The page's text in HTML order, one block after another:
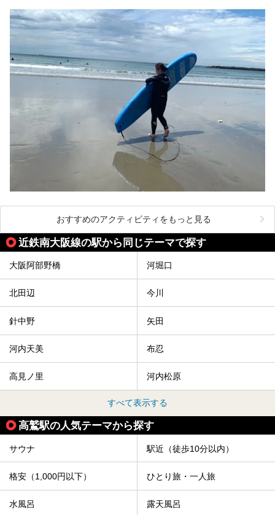
おすすめのアクティビティをもっと見る
近鉄南大阪線の駅から同じテーマで探す
大阪阿部野橋 河堀口
北田辺 今川
針中野 矢田
河内天美 布忍
高見ノ里 河内松原
すべて表示する
高鷲駅の人気テーマから探す
サウナ 駅近（徒歩10分以内）
格安（1,000円以下） ひとり旅・一人旅
水風呂 露天風呂